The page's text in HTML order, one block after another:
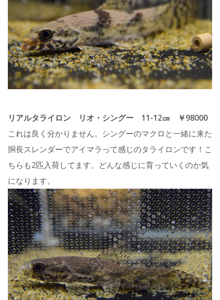
リアルタライロン リオ・シングー 11-12㎝ ￥98000
これは良く分かりません。シングーのマクロと一緒に来た
胴長スレンダーでアイマラって感じのタライロンです！こ
ちらも2匹入荷してます。どんな感じに育っていくのか気
になります。